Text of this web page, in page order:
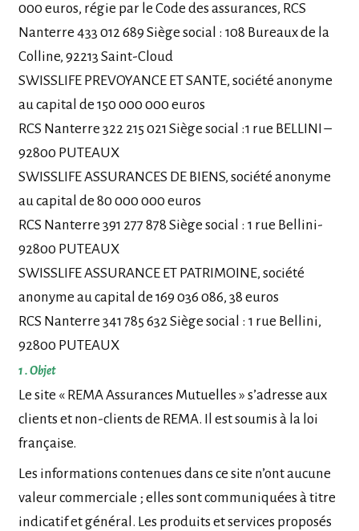
000 euros, régie par le Code des assurances, RCS
Nanterre 433 012 689 Siège social : 108 Bureaux de la
Colline, 92213 Saint-Cloud
SWISSLIFE PREVOYANCE ET SANTE, société anonyme
au capital de 150 000 000 euros
RCS Nanterre 322 215 021 Siège social :1 rue BELLINI –
92800 PUTEAUX
SWISSLIFE ASSURANCES DE BIENS, société anonyme
au capital de 80 000 000 euros
RCS Nanterre 391 277 878 Siège social : 1 rue Bellini-
92800 PUTEAUX
SWISSLIFE ASSURANCE ET PATRIMOINE, société
anonyme au capital de 169 036 086, 38 euros
RCS Nanterre 341 785 632 Siège social : 1 rue Bellini,
92800 PUTEAUX
1 . Objet
Le site « REMA Assurances Mutuelles » s’adresse aux
clients et non-clients de REMA. Il est soumis à la loi
française.
Les informations contenues dans ce site n’ont aucune
valeur commerciale ; elles sont communiquées à titre
indicatif et général. Les produits et services proposés